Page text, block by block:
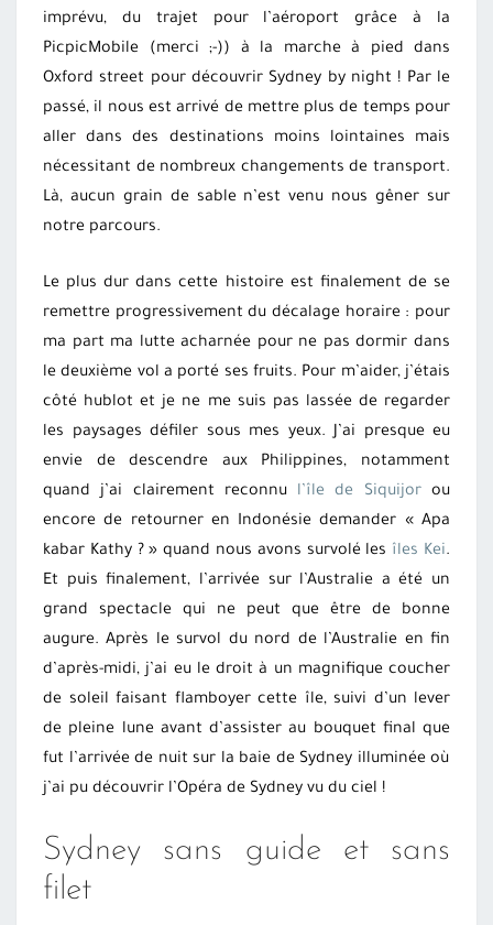
imprévu, du trajet pour l’aéroport grâce à la
PicpicMobile (merci ;-)) à la marche à pied dans
Oxford street pour découvrir Sydney by night ! Par le
passé, il nous est arrivé de mettre plus de temps pour
aller dans des destinations moins lointaines mais
nécessitant de nombreux changements de transport.
Là, aucun grain de sable n’est venu nous gêner sur
notre parcours.
Le plus dur dans cette histoire est finalement de se
remettre progressivement du décalage horaire : pour
ma part ma lutte acharnée pour ne pas dormir dans
le deuxième vol a porté ses fruits. Pour m’aider, j’étais
côté hublot et je ne me suis pas lassée de regarder
les paysages défiler sous mes yeux. J’ai presque eu
envie de descendre aux Philippines, notamment
quand j’ai clairement reconnu l’île de Siquijorou
encore de retourner en Indonésie demander « Apa
kabar Kathy ? » quand nous avons survolé les îles Kei.
Et puis finalement, l’arrivée sur l’Australie a été un
grand spectacle qui ne peut que être de bonne
augure. Après le survol du nord de l’Australie en fin
d’après-midi, j’ai eu le droit à un magnifique coucher
de soleil faisant flamboyer cette île, suivi d’un lever
de pleine lune avant d’assister au bouquet final que
fut l’arrivée de nuit sur la baie de Sydney illuminée où
j’ai pu découvrir l’Opéra de Sydney vu du ciel !
Sydney sans guide et sans
filet